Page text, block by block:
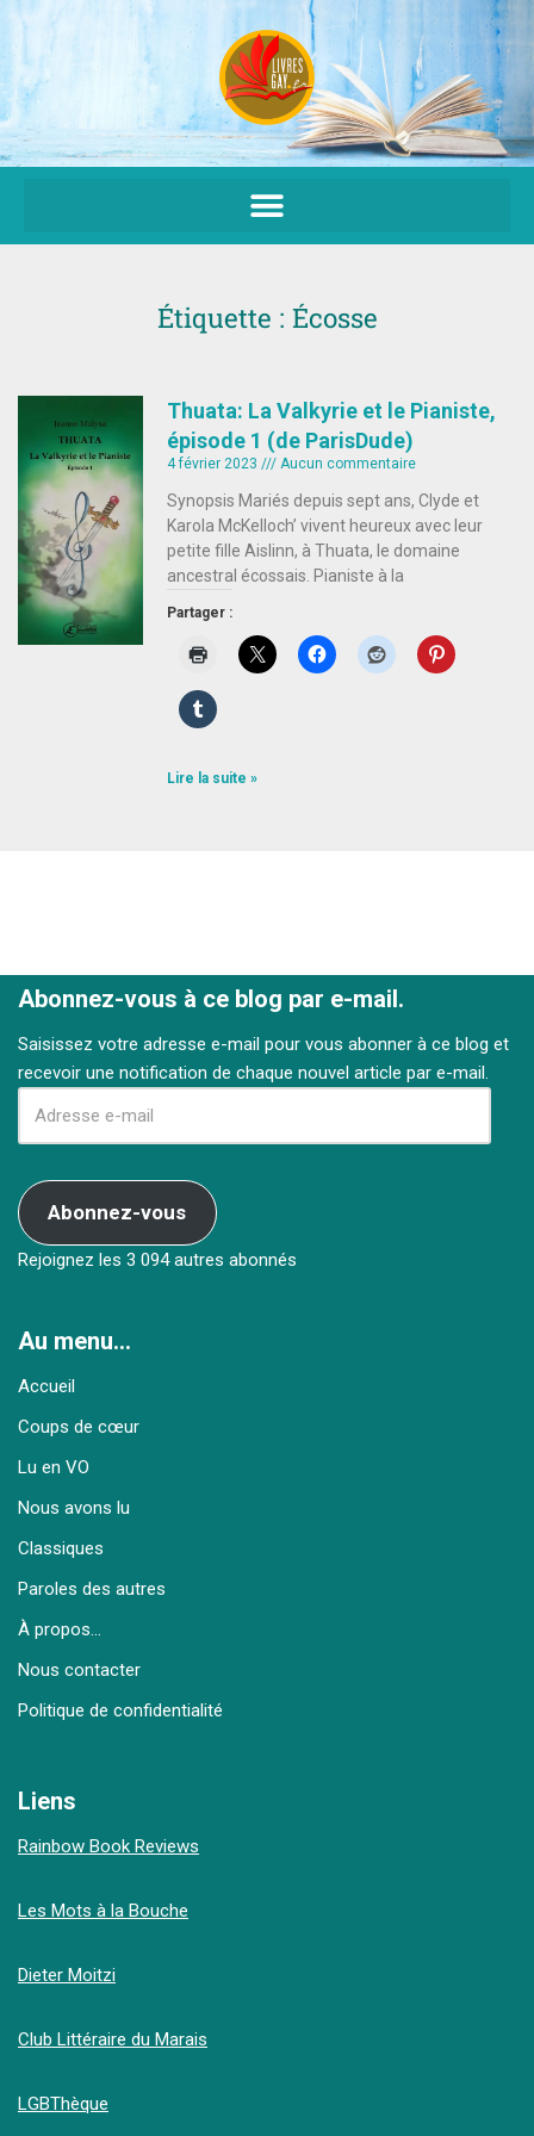
Aller
au
contenu
Étiquette : Écosse
Thuata: La Valkyrie et le Pianiste,
épisode 1 (de ParisDude)
4 février 2023 Aucun commentaire
Synopsis Mariés depuis sept ans, Clyde et
Karola McKelloch’ vivent heureux avec leur
petite fille Aislinn, à Thuata, le domaine
ancestral écossais. Pianiste à la
Partager :
Lire la suite »
Abonnez-vous à ce blog par e-mail.
Saisissez votre adresse e-mail pour vous abonner à ce blog et
recevoir une notification de chaque nouvel article par e-mail.
Abonnez-vous
Rejoignez les 3 094 autres abonnés
Au menu…
Accueil
Coups de cœur
Lu en VO
Nous avons lu
Classiques
Paroles des autres
À propos…
Nous contacter
Politique de confidentialité
Liens
Rainbow Book Reviews
Les Mots à la Bouche
Dieter Moitzi
Club Littéraire du Marais
LGBThèque